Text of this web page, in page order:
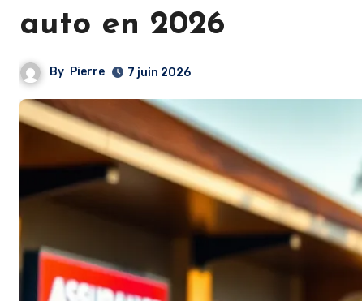
auto en 2026
By Pierre 7 juin 2026